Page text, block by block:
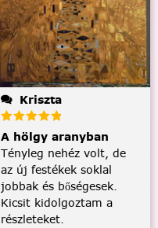
Kriszta
A hölgy aranyban
Tényleg nehéz volt, de
az új festékek soklal
jobbak és bőségesek.
Kicsit kidolgoztam a
részleteket.